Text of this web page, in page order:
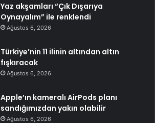
Yaz akşamları “Çık Dışarıya
Oynayalım” ile renklendi
Ağustos 6, 2026
Türkiye’nin 11 ilinin altından altın
fışkıracak
Ağustos 6, 2026
Apple’ın kameralı AirPods planı
sandığımızdan yakın olabilir
Ağustos 6, 2026